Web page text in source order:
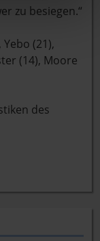
zu besiegen.“
(21),
(14), Moore
des